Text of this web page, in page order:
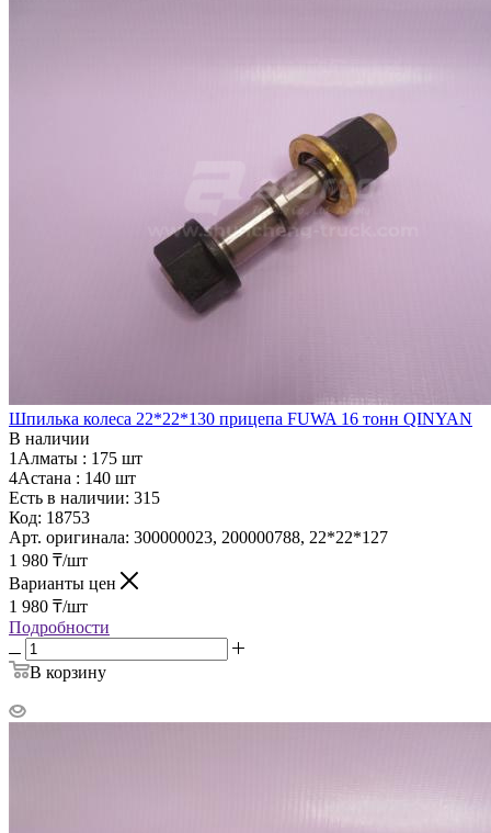
Шпилька колеса 22*22*130 прицепа FUWA 16 тонн QINYAN
В наличии
1Алматы : 175 шт
4Астана : 140 шт
Есть в наличии: 315
Код: 18753
Арт. оригинала: 300000023, 200000788, 22*22*127
1 980 ₸/шт
Варианты цен
1 980 ₸/шт
Подробности
В корзину